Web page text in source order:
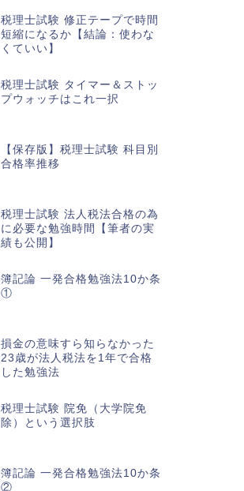
税理士試験 修正テープで時間
短縮になるか【結論：使わな
くていい】
税理士試験 タイマー＆ストッ
プウォッチはこれ一択
【保存版】税理士試験 科目別
合格率推移
税理士試験 法人税法合格の為
に必要な勉強時間【筆者の実
績も公開】
簿記論 一発合格勉強法10か条
①
損金の意味すら知らなかった
23歳が法人税法を1年で合格
した勉強法
税理士試験 院免（大学院免
除）という選択肢
簿記論 一発合格勉強法10か条
②